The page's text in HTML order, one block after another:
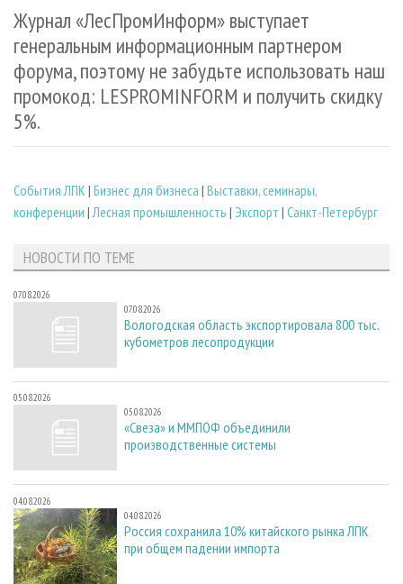
Журнал «ЛесПромИнформ» выступает
генеральным информационным партнером
форума, поэтому не забудьте использовать наш
промокод: LESPROMINFORM и получить скидку
5%.
Cобытия ЛПК | Бизнес для бизнеса | Выставки, семинары,
конференции |Лесная промышленность | Экспорт | Санкт-Петербург
НОВОСТИ ПО ТЕМЕ
07.08.2026
07.08.2026
Вологодская область экспортировала 800 тыс.
кубометров лесопродукции
05.08.2026
05.08.2026
«Свеза» и ММПОФ объединили
производственные системы
04.08.2026
04.08.2026
Россия сохранила 10% китайского рынка ЛПК
при общем падении импорта